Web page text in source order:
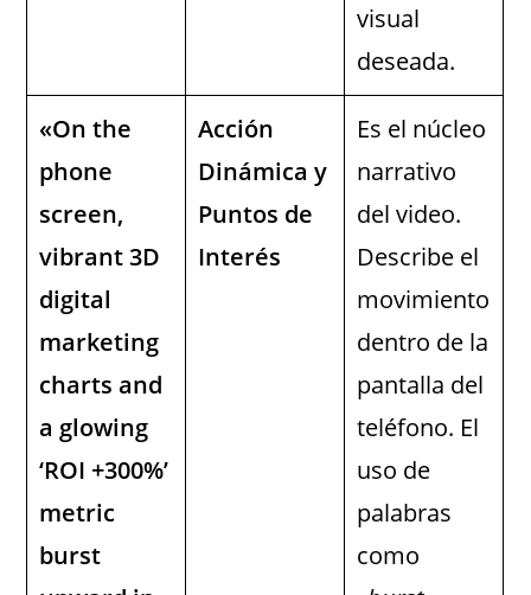
visual
deseada.
«On the
phone
screen,
vibrant 3D
digital
marketing
charts and
a glowing
‘ROI +300%’
metric
burst
Acción
Dinámica y
Puntos de
Interés
Es el núcleo
narrativo
del video.
Describe el
movimiento
dentro de la
pantalla del
teléfono. El
uso de
palabras
como